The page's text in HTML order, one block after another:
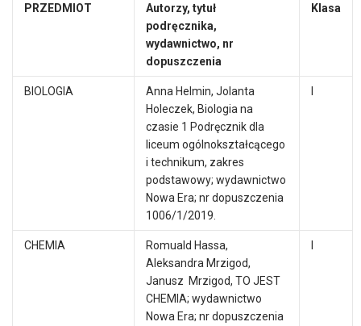
PRZEDMIOT
Autorzy, tytuł
podręcznika,
wydawnictwo, nr
dopuszczenia
Klasa
BIOLOGIA
Anna Helmin, Jolanta
Holeczek, Biologia na
czasie 1 Podręcznik dla
liceum ogólnokształcącego
i technikum, zakres
podstawowy; wydawnictwo
Nowa Era; nr dopuszczenia
1006/1/2019.
I
CHEMIA
Romuald Hassa,
Aleksandra Mrzigod,
Janusz Mrzigod, TO JEST
CHEMIA; wydawnictwo
Nowa Era; nr dopuszczenia
I